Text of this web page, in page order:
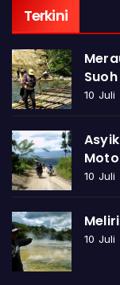
Terkini
Suoh
10 Juli
10 Juli
10 Juli